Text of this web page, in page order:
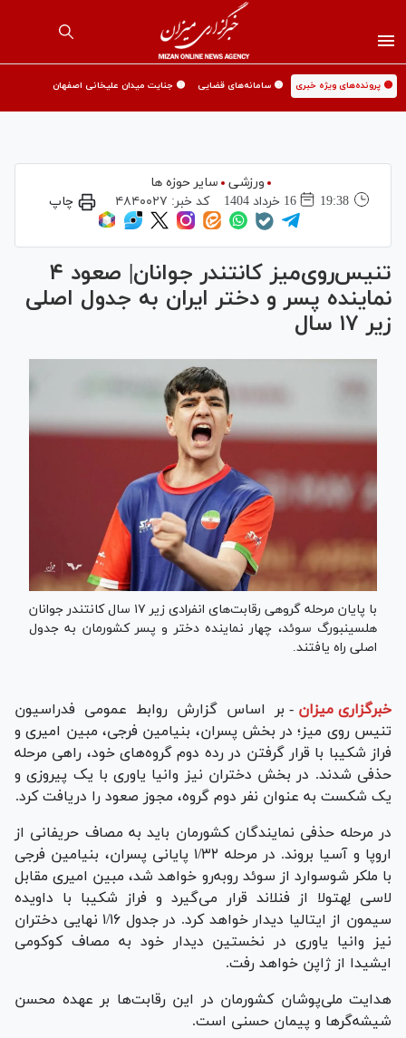
🟡 پرونده‌های ویژه خبری 🟡 سامانه‌های قضایی 🟡 جنایت میدان علیخانی اصفهان
ورزشی
سایر حوزه ها
19:38
16 خرداد 1404 کد خبر: ۴۸۴۰۰۲۷ چاپ
تنیس‌روی‌میز کانتندر جوانان| صعود ۴
نماینده پسر و دختر ایران به جدول اصلی
زیر ۱۷ سال
با پایان مرحله گروهی رقابت‌های انفرادی زیر ۱۷ سال کانتندر جوانان
هلسینبورگ سوئد، چهار نماینده دختر و پسر کشورمان به جدول
اصلی راه یافتند.
خبرگزاری میزان - بر اساس گزارش روابط عمومی فدراسیون
تنیس روی میز؛ در بخش پسران، بنیامین فرجی، مبین امیری و
فراز شکیبا با قرار گرفتن در رده دوم گروه‌های خود، راهی مرحله
حذفی شدند. در بخش دختران نیز وانیا یاوری با یک پیروزی و
یک شکست به عنوان نفر دوم گروه، مجوز صعود را دریافت کرد.
در مرحله حذفی نمایندگان کشورمان باید به مصاف حریفانی از
اروپا و آسیا بروند. در مرحله ۱/۳۲ پایانی پسران، بنیامین فرجی
با ملکر شوسوارد از سوئد روبه‌رو خواهد شد، مبین امیری مقابل
لاسی لِهتولا از فنلاند قرار می‌گیرد و فراز شکیبا با داویده
سیمون از ایتالیا دیدار خواهد کرد. در جدول ۱/۱۶ نهایی دختران
نیز وانیا یاوری در نخستین دیدار خود به مصاف کوکومی
ایشیدا از ژاپن خواهد رفت.
هدایت ملی‌پوشان کشورمان در این رقابت‌ها بر عهده محسن
شیشه‌گر‌ها و پیمان حسنی است.